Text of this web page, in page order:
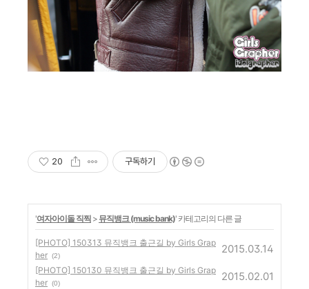
20 구독하기
'여자아이돌 직찍 > 뮤직뱅크 (music bank)' 카테고리의 다른 글
[PHOTO] 150313 뮤직뱅크 출근길 by Girls Grap
her (2)
2015.03.14
[PHOTO] 150130 뮤직뱅크 출근길 by Girls Grap
her (0)
2015.02.01